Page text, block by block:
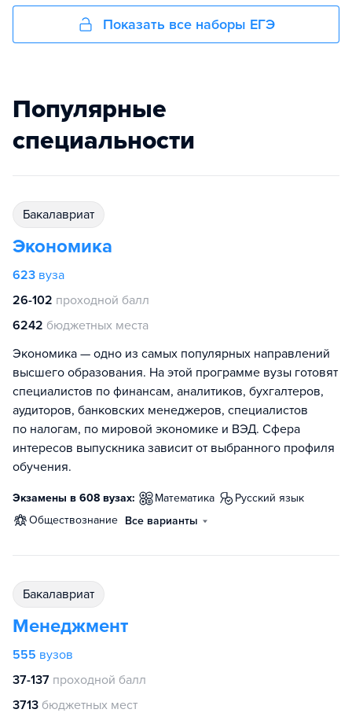
Показать все наборы ЕГЭ
Популярные
специальности
бакалавриат
Экономика
623 вуза
26-102 проходной балл
6242 бюджетных места
Экономика — одно из самых популярных направлений
высшего образования. На этой программе вузы готовят
специалистов по финансам, аналитиков, бухгалтеров,
аудиторов, банковских менеджеров, специалистов
по налогам, по мировой экономике и ВЭД. Сфера
интересов выпускника зависит от выбранного профиля
обучения.
Экзамены в 608 вузах: математика
русский язык
обществознание Все варианты
бакалавриат
Менеджмент
555 вузов
37-137 проходной балл
3713 бюджетных мест